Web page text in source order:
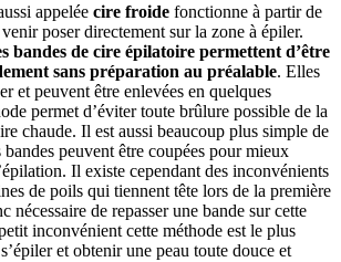
appelée cire froide fonctionne à partir de
poser directement sur la zone à épiler.
bandes de cire épilatoire permettent d’être
sans préparation au préalable. Elles
et peuvent être enlevées en quelques
permet d’éviter toute brûlure possible de la
chaude. Il est aussi beaucoup plus simple de
peuvent être coupées pour mieux
Il existe cependant des inconvénients
de poils qui tiennent tête lors de la première
nécessaire de repasser une bande sur cette
inconvénient cette méthode est le plus
et obtenir une peau toute douce et